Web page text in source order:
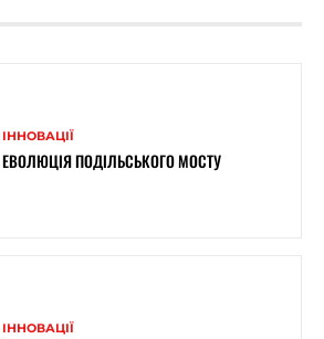
ІННОВАЦІЇ
ЕВОЛЮЦІЯ ПОДІЛЬСЬКОГО МОСТУ
ІННОВАЦІЇ